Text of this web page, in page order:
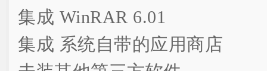
集成 WinRAR 6.01
集成 系统自带的应用商店